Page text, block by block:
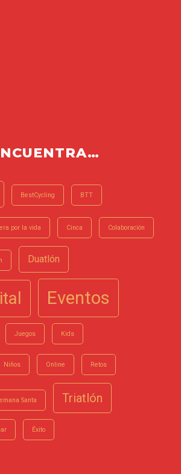
BestCycling BTT
por la vida Cinca Colaboración
Duatlón
Eventos
Juegos Kids
Niños Online Retos
Santa Triatlón
Éxito